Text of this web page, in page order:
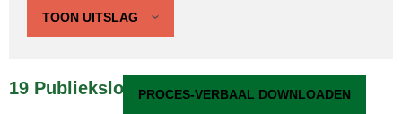
TOON UITSLAG
19 Publiekslocatie Kralingen-Crooswijk
PROCES-VERBAAL DOWNLOADEN